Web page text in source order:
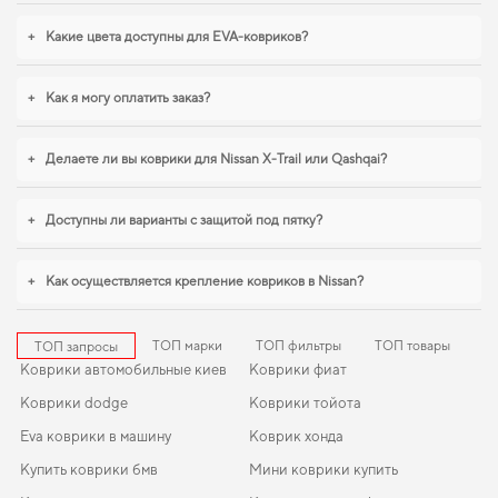
порядок в автомобиле,
коврики для авто infiniti qx50
логично дополнят оснащение салона. Продолжим работать для вашего
+ Какие цвета доступны для EVA-ковриков?
+ Как я могу оплатить заказ?
+ Делаете ли вы коврики для Nissan X-Trail или Qashqai?
+ Доступны ли варианты с защитой под пятку?
+ Как осуществляется крепление ковриков в Nissan?
ТОП запросы ТОП марки ТОП фильтры ТОП товары
Коврики автомобильные киев
Коврики dodge
Eva коврики в машину
Купить коврики бмв
Коврики фиат
Коврики тойота
Коврик хонда
Мини коврики купить